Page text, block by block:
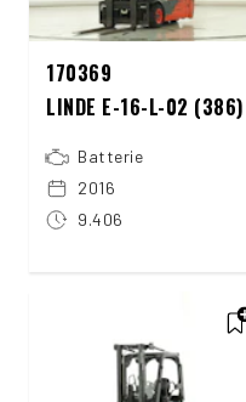
170369
LINDE E-16-L-02 (386)
Batterie
2016
9.406